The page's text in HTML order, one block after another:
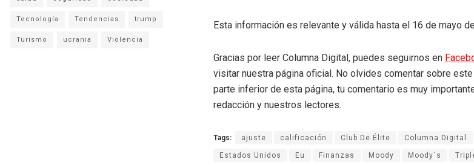
Esta información es relevante y válida hasta el 16 de mayo
Gracias por leer Columna Digital, puedes seguirnos en
visitar nuestra página oficial. No olvides comentar sobre
parte inferior de esta página, tu comentario es muy
redacción y nuestros lectores.
Tags: ajuste calificación Club De Élite Columna Digital
Estados Unidos Eu Finanzas Moody Moody´s
Tecnología Tendencias trump
Turismo ucrania Violencia